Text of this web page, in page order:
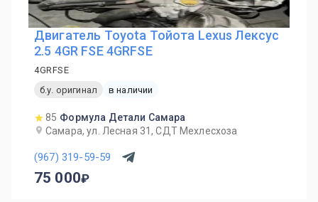
Двигатель Toyota Тойота Lexus Лексус
2.5 4GR FSE 4GRFSE
4GRFSE
б.у. оригинал
в наличии
85 Формула Детали Самара
Самара, ул. Лесная 31, СДТ Мехлесхоза
(967) 319-59-59
75 000